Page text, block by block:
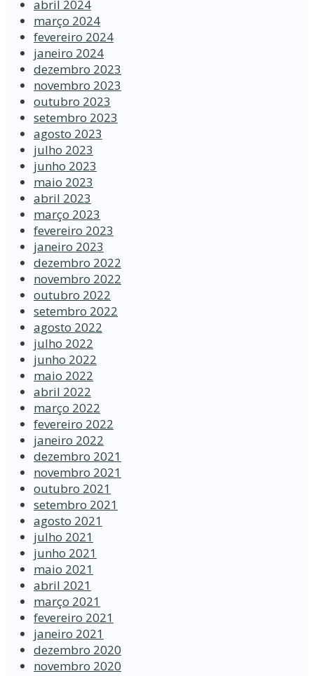
abril 2024
março 2024
fevereiro 2024
janeiro 2024
dezembro 2023
novembro 2023
outubro 2023
setembro 2023
agosto 2023
julho 2023
junho 2023
maio 2023
abril 2023
março 2023
fevereiro 2023
janeiro 2023
dezembro 2022
novembro 2022
outubro 2022
setembro 2022
agosto 2022
julho 2022
junho 2022
maio 2022
abril 2022
março 2022
fevereiro 2022
janeiro 2022
dezembro 2021
novembro 2021
outubro 2021
setembro 2021
agosto 2021
julho 2021
junho 2021
maio 2021
abril 2021
março 2021
fevereiro 2021
janeiro 2021
dezembro 2020
novembro 2020